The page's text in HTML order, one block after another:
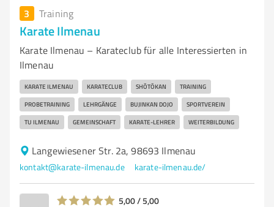
3 Training
Karate Ilmenau
Karate Ilmenau – Karateclub für alle Interessierten in
Ilmenau
KARATE ILMENAU KARATECLUB SHŌTŌKAN TRAINING
PROBETRAINING LEHRGÄNGE BUJINKAN DOJO SPORTVEREIN
TU ILMENAU GEMEINSCHAFT KARATE-LEHRER WEITERBILDUNG
Langewiesener Str. 2a, 98693 Ilmenau
kontakt@karate-ilmenau.de karate-ilmenau.de/
5,00 / 5,00